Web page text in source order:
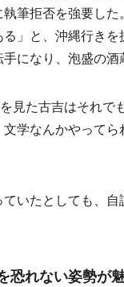
筆拒否を強要し
」と、沖縄行き
になり、泡盛の酒
見た古吉はそれで
学なんかやって
いたとしても、自
恐れない姿勢が